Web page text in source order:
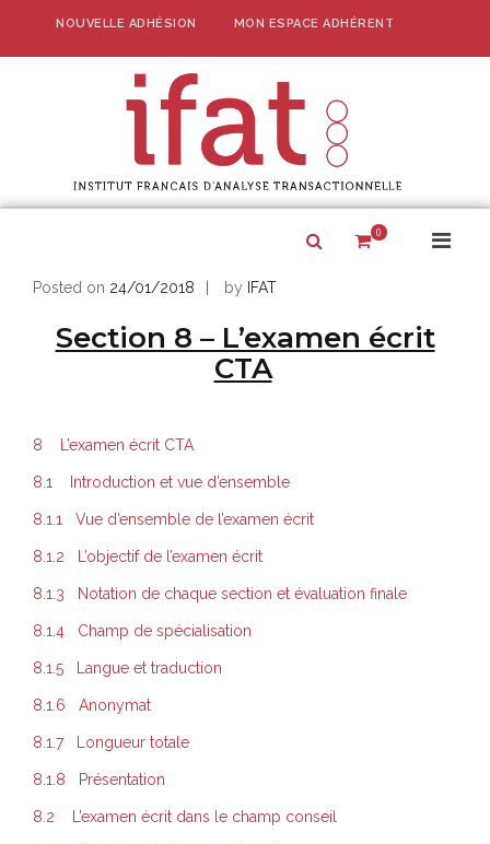
NOUVELLE ADHÉSION MON ESPACE ADHÉRENT
Show
0
Posted on 24/01/2018 by IFAT
Section 8 – L’examen écrit
CTA
8 L’examen écrit CTA
8.1 Introduction et vue d’ensemble
8.1.1 Vue d’ensemble de l’examen écrit
8.1.2 L’objectif de l’examen écrit
8.1.3 Notation de chaque section et évaluation finale
8.1.4 Champ de spécialisation
8.1.5 Langue et traduction
8.1.6 Anonymat
8.1.7 Longueur totale
8.1.8 Présentation
8.2 L’examen écrit dans le champ conseil